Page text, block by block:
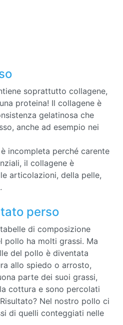
soprattutto collagene,
proteina! Il collagene è
gelatinosa che
anche ad esempio nei
incompleta perché carente
il collagene è
articolazioni, della pelle,
perso
di composizione
pollo ha molti grassi. Ma
del pollo è diventata
allo spiedo o arrosto,
parte dei suoi grassi,
cottura e sono percolati
Nel nostro pollo ci
di quelli conteggiati nelle